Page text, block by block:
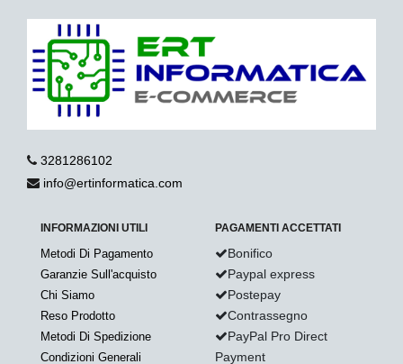
3281286102
info@ertinformatica.com
INFORMAZIONI UTILI
Metodi Di Pagamento
Garanzie Sull'acquisto
Chi Siamo
Reso Prodotto
Metodi Di Spedizione
Condizioni Generali
PAGAMENTI ACCETTATI
Bonifico
Paypal express
Postepay
Contrassegno
PayPal Pro Direct
Payment